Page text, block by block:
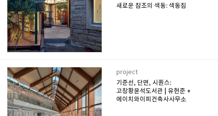
새로운 참조의 색동: 색동집
project
기준선, 단면, 시퀀스:
고창황윤석도서관 | 유현준 +
에이치와이피건축사사무소